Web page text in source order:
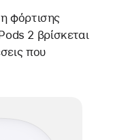
φόρτισης
2 βρίσκεται
που